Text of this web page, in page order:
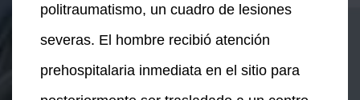
politraumatismo, un cuadro de lesiones
severas. El hombre recibió atención
prehospitalaria inmediata en el sitio para